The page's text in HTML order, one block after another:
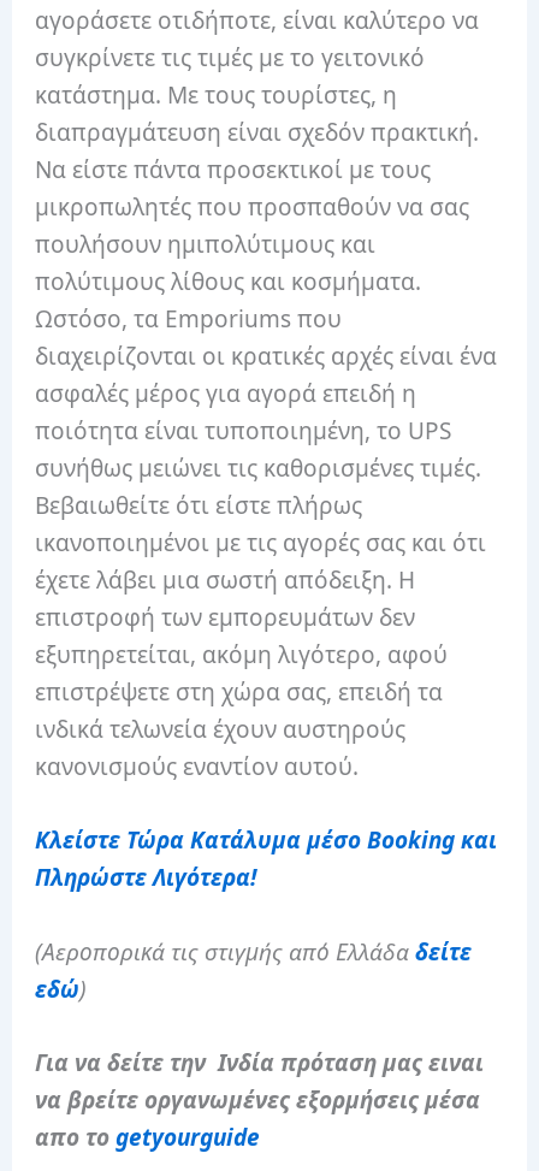
αγοράσετε οτιδήποτε, είναι καλύτερο να
συγκρίνετε τις τιμές με το γειτονικό
κατάστημα. Με τους τουρίστες, η
διαπραγμάτευση είναι σχεδόν πρακτική.
Να είστε πάντα προσεκτικοί με τους
μικροπωλητές που προσπαθούν να σας
πουλήσουν ημιπολύτιμους και
πολύτιμους λίθους και κοσμήματα.
Ωστόσο, τα Emporiums που
διαχειρίζονται οι κρατικές αρχές είναι ένα
ασφαλές μέρος για αγορά επειδή η
ποιότητα είναι τυποποιημένη, το UPS
συνήθως μειώνει τις καθορισμένες τιμές.
Βεβαιωθείτε ότι είστε πλήρως
ικανοποιημένοι με τις αγορές σας και ότι
έχετε λάβει μια σωστή απόδειξη. Η
επιστροφή των εμπορευμάτων δεν
εξυπηρετείται, ακόμη λιγότερο, αφού
επιστρέψετε στη χώρα σας, επειδή τα
ινδικά τελωνεία έχουν αυστηρούς
κανονισμούς εναντίον αυτού.
Κλείστε Τώρα Κατάλυμα μέσο Booking και
Πληρώστε Λιγότερα!
(Αεροπορικά τις στιγμής από Ελλάδαδείτε
εδώ)
Για να δείτε την Ινδία πρόταση μας ειναι
να βρείτε οργανωμένες εξορμήσεις μέσα
απο τοgetyourguide